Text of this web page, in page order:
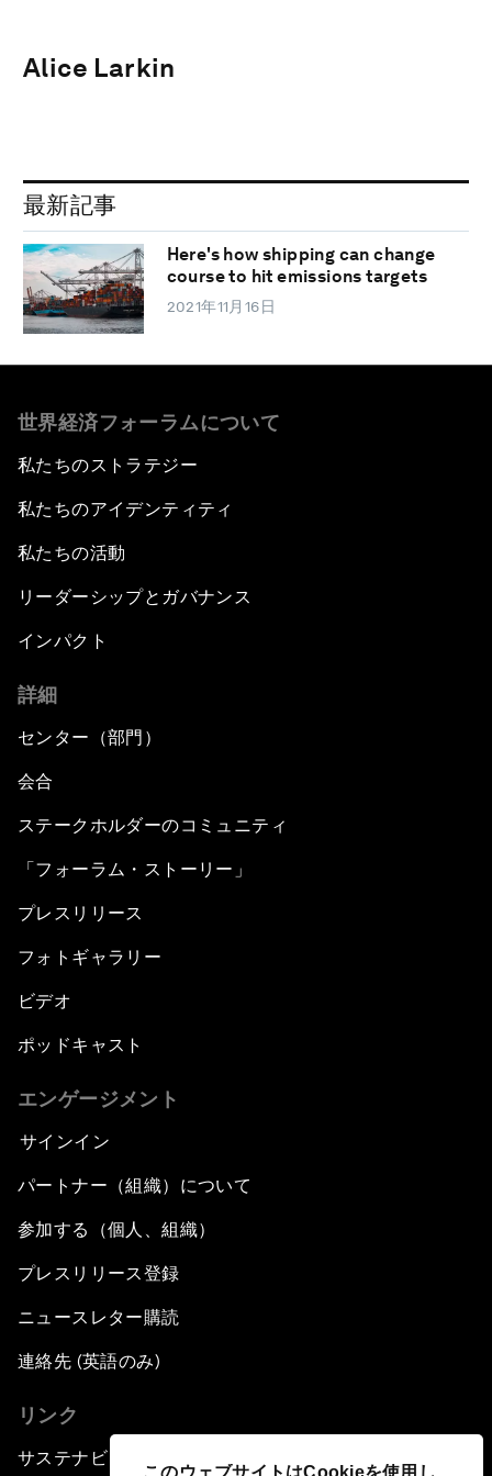
このウェブサイトはCookieを使用し
Alice Larkin
最新記事
Here's how shipping can change
course to hit emissions targets
2021年11月16日
世界経済フォーラムについて
私たちのストラテジー
私たちのアイデンティティ
私たちの活動
リーダーシップとガバナンス
インパクト
詳細
センター（部門）
会合
ステークホルダーのコミュニティ
「フォーラム・ストーリー」
プレスリリース
フォトギャラリー
ビデオ
ポッドキャスト
エンゲージメント
サインイン
パートナー（組織）について
参加する（個人、組織）
プレスリリース登録
ニュースレター購読
連絡先 (英語のみ)
リンク
サステナビリティへの取り組み